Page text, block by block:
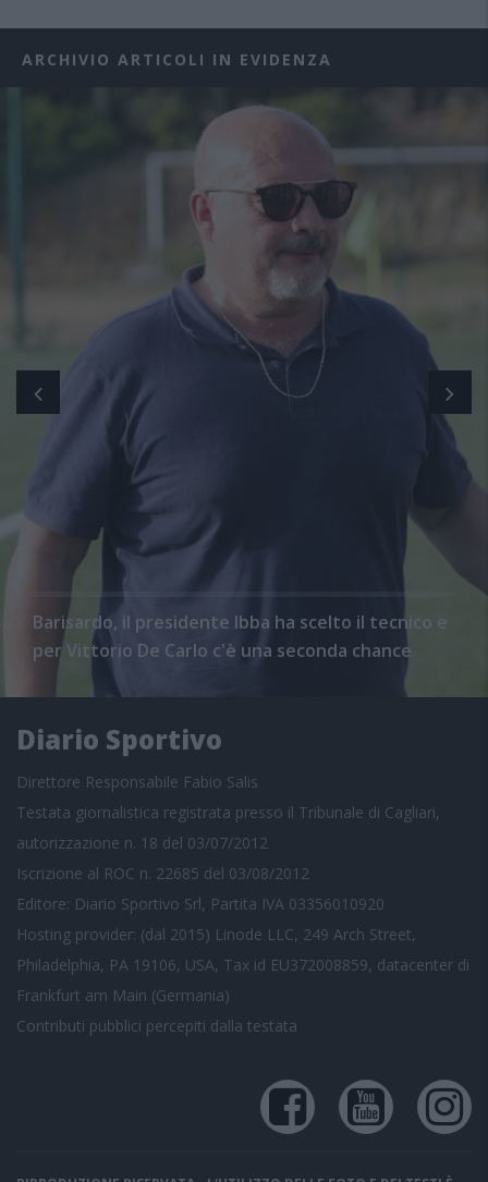
ARCHIVIO ARTICOLI IN EVIDENZA
Barisardo, il presidente Ibba ha scelto il tecnico e
per Vittorio De Carlo c'è una seconda chance
Diario Sportivo
Direttore Responsabile Fabio Salis
Testata giornalistica registrata presso il Tribunale di Cagliari,
autorizzazione n. 18 del 03/07/2012
Iscrizione al ROC n. 22685 del 03/08/2012
Editore: Diario Sportivo Srl, Partita IVA 03356010920
Hosting provider: (dal 2015) Linode LLC, 249 Arch Street,
Philadelphia, PA 19106, USA, Tax id EU372008859, datacenter di
Frankfurt am Main (Germania)
Contributi pubblici percepiti dalla testata